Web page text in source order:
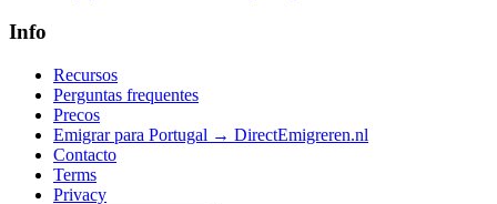
Info
Recursos
Perguntas frequentes
Precos
Emigrar para Portugal → DirectEmigreren.nl
Contacto
Terms
Privacy